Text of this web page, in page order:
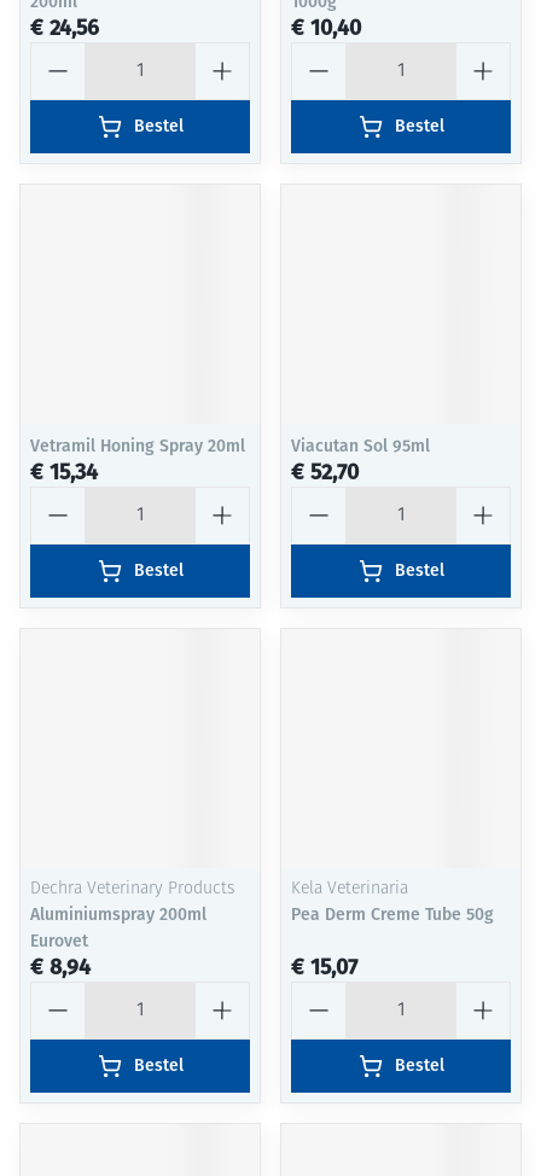
€ 24,56
Bestel
€ 10,40
Bestel
Vetramil Honing Spray 20ml
€ 15,34
Bestel
Viacutan Sol 95ml
€ 52,70
Bestel
Dechra Veterinary Products
Aluminiumspray 200ml
Eurovet
€ 8,94
Bestel
Kela Veterinaria
Pea Derm Creme Tube 50g
€ 15,07
Bestel